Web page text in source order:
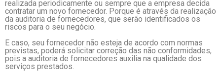
realizada periodicamente ou sempre que a empresa decida
contratar um novo fornecedor. Porque é através da realização
da auditoria de fornecedores, que serão identificados os
riscos para o seu negócio.
E caso, seu fornecedor não esteja de acordo com normas
previstas, poderá solicitar correção das não conformidades,
pois a auditoria de fornecedores auxilia na qualidade dos
serviços prestados.